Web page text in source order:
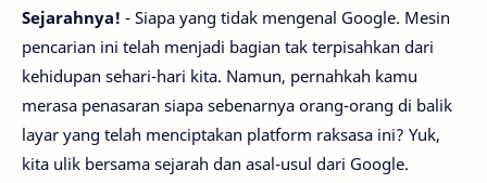
Sejarahnya! - Siapa yang tidak mengenal Google. Mesin
pencarian ini telah menjadi bagian tak terpisahkan dari
kehidupan sehari-hari kita. Namun, pernahkah kamu
merasa penasaran siapa sebenarnya orang-orang di balik
layar yang telah menciptakan platform raksasa ini? Yuk,
kita ulik bersama sejarah dan asal-usul dari Google.